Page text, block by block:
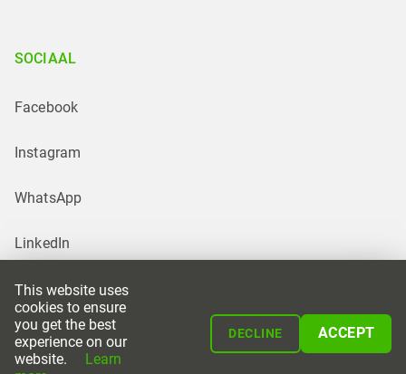
SOCIAAL
Facebook
Instagram
WhatsApp
LinkedIn
Powered by
This website uses
cookies to ensure
you get the best
experience on our
website.
Learn
DECLINE ACCEPT